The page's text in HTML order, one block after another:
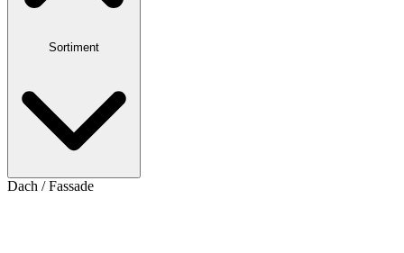
Sortiment
Dach / Fassade